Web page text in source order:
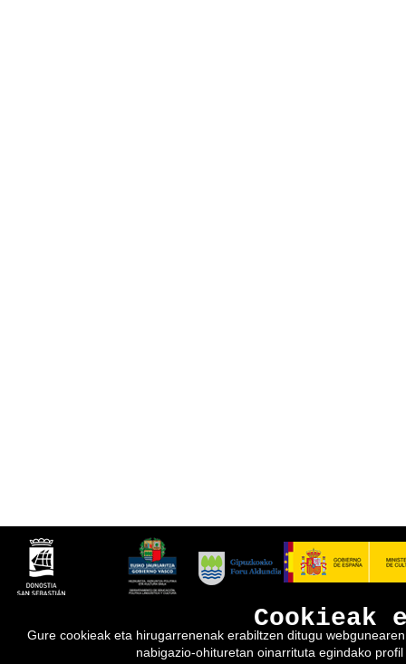
Cookieak
Gure cookieak eta hirugarrenenak erabiltzen ditugu
nabigazio-ohituretan oinarrituta egindako